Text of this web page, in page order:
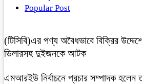
Popular Post
(টিসিবি)এর পণ্য অবৈধভাবে বিক্রির
ডিলারসহ দুইজনকে আটক
এমআরইউ নির্বাচনে প্রচার সম্পাদক হলেন